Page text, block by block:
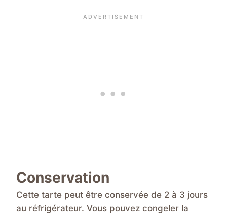
Conservation
Cette tarte peut être conservée de 2 à 3 jours
au réfrigérateur. Vous pouvez congeler la